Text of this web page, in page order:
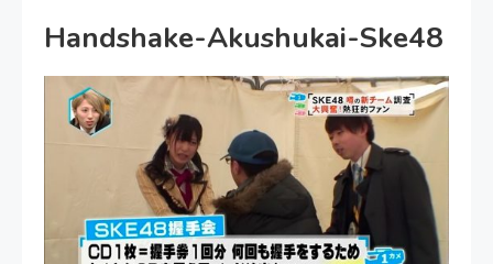
Handshake-Akushukai-Ske48